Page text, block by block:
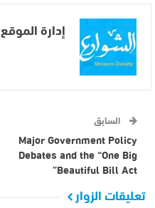
إدارة الموقع
السابق
Major Government Policy
Debates and the “One Big
Beautiful Bill Act”
تعليقات الزوار